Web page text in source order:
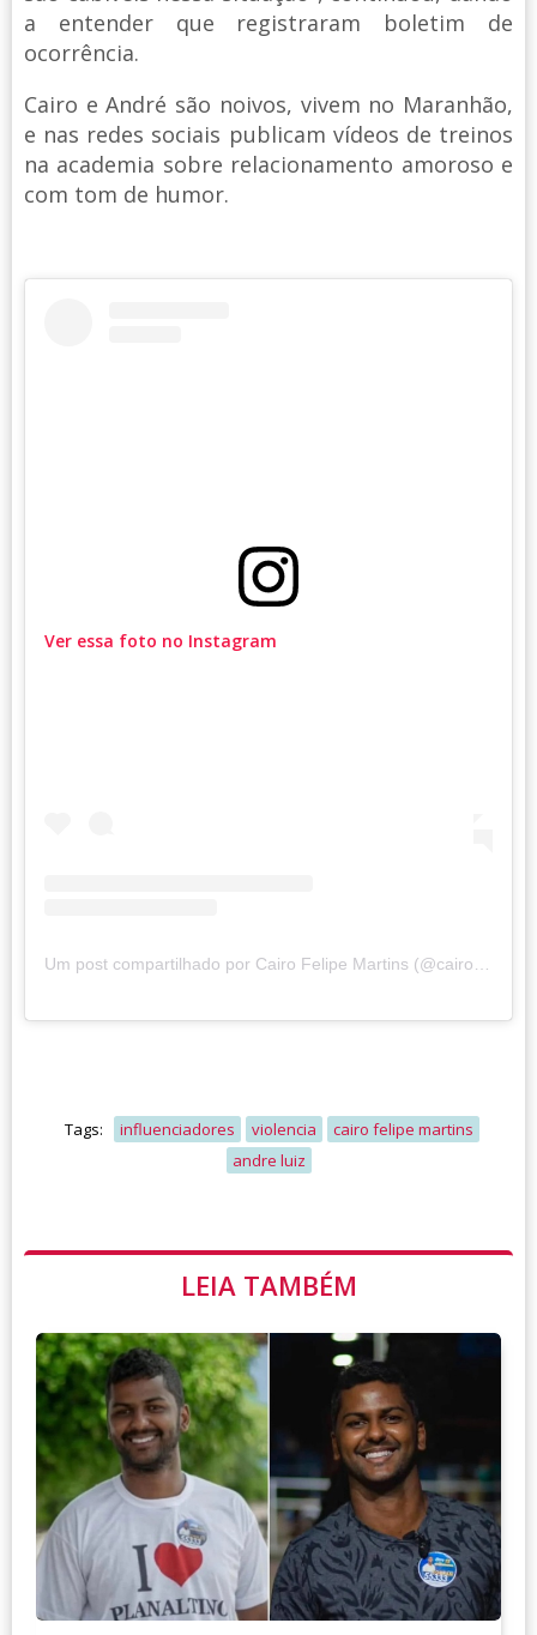
a entender que registraram boletim de
ocorrência.
Cairo e André são noivos, vivem no Maranhão,
e nas redes sociais publicam vídeos de treinos
na academia sobre relacionamento amoroso e
com tom de humor.
Ver essa foto no Instagram
Tags: influenciadores violencia
cairo felipe martins
andre luiz
LEIA TAMBÉM